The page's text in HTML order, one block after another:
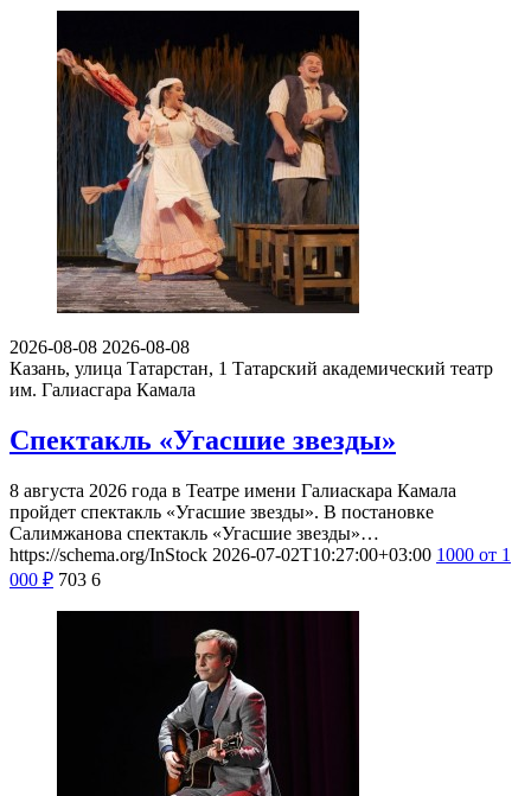
2026-08-08 2026-08-08
Казань, улица Татарстан, 1 Татарский академический театр
им. Галиасгара Камала
Спектакль «Угасшие звезды»
8 августа 2026 года в Театре имени Галиаскара Камала
пройдет спектакль «Угасшие звезды». В постановке
Салимжанова спектакль «Угасшие звезды»…
https://schema.org/InStock 2026-07-02T10:27:00+03:00 1000 от 1
000 ₽ 703 6